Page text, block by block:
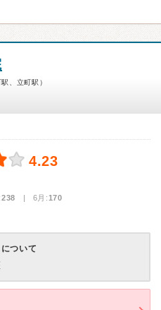
、立町駅）
4.23
238 | 6月:170
ついて